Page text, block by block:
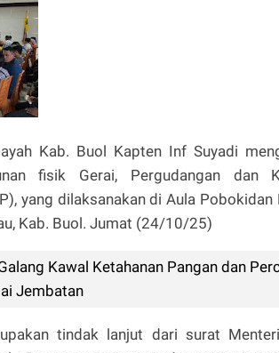
Kab. Buol Kapten Inf Suyadi
fisik Gerai, Pergudangan dan
yang dilaksanakan di Aula
Kab. Buol. Jumat (24/10/25)
Kawal Ketahanan Pangan dan
Jembatan
tindak lanjut dari surat